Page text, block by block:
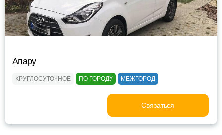
Апару
КРУГЛОСУТОЧНОЕ ПО ГОРОДУ МЕЖГОРОД
Связаться